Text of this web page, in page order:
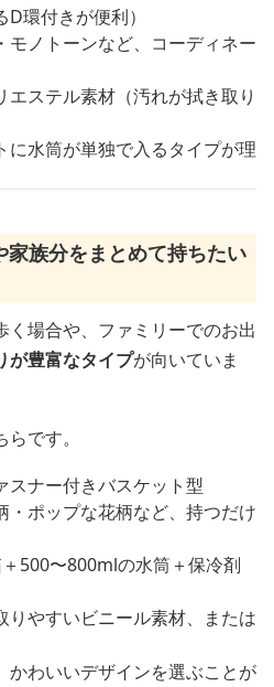
環付きが便利）
モノトーンなど、コーディネー
ステル素材（汚れが拭き取り
に水筒が単独で入るタイプが理
族分をまとめて持ちたい
場合や、ファミリーでのお出
が豊富なタイプが向いていま
です。
スナー付きバスケット型
・ポップな花柄など、持つだけ
＋500〜800mlの水筒＋保冷剤
りやすいビニール素材、または
かわいいデザインを選ぶことが